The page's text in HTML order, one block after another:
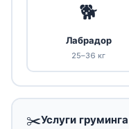
🐕
Лабрадор
25–36 кг
✂️Услуги